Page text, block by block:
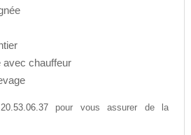
avec chauffeur
pour vous assurer de la